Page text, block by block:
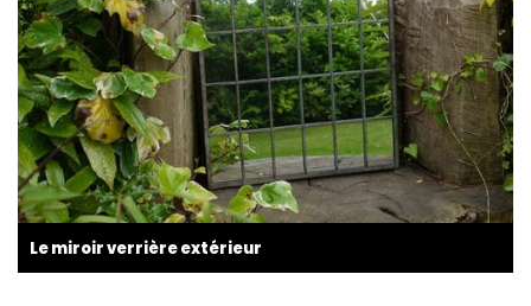
Le miroir verrière extérieur